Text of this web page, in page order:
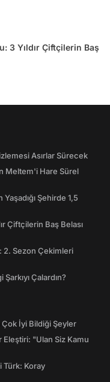
3 Yıldır Çiftçilerin Baş
Asırlar Sürecek
Meltem'i Hare Sürel
Şehirde 1,5
Çiftçilerin Baş Belası
2. Sezon Çekimleri
Çalardın?
İyi Bildiği Şeyler
Eleştiri: "Ulan Siz Kamu
Türk: Koray